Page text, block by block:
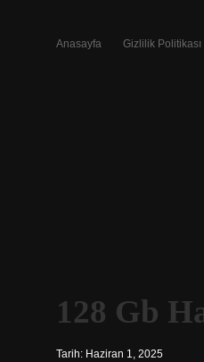
Anasayfa Gizlilik Politikası
128 Gb
Tarih: Haziran 1, 2025